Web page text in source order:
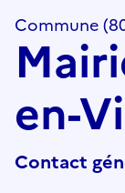
Commune
en-
Contact